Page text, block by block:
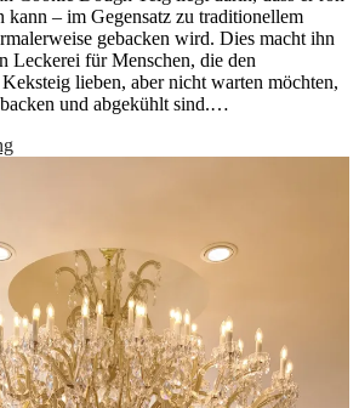
kann – im Gegensatz zu traditionellem
gebacken wird. Dies macht ihn
Leckerei für Menschen, die den
lieben, aber nicht warten möchten,
und abgekühlt sind.…